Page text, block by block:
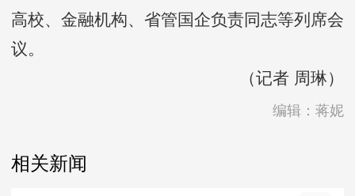
高校、金融机构、省管国企负责同志等列席会
议。
（记者 周琳）
编辑：蒋妮
相关新闻